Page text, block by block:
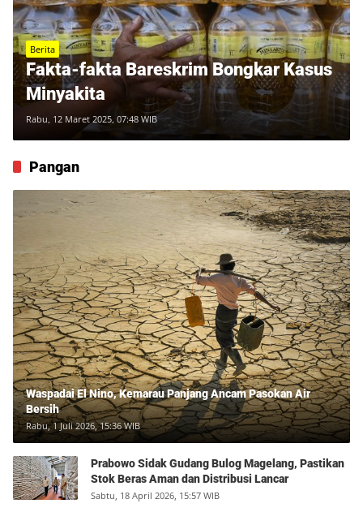
Berita
Fakta-fakta Bareskrim Bongkar Kasus
Minyakita
Rabu, 12 Maret 2025, 07:48 WIB
Pangan
Waspadai El Nino, Kemarau Panjang Ancam Pasokan Air
Bersih
Rabu, 1 Juli 2026, 15:36 WIB
Prabowo Sidak Gudang Bulog Magelang, Pastikan
Stok Beras Aman dan Distribusi Lancar
Sabtu, 18 April 2026, 15:57 WIB